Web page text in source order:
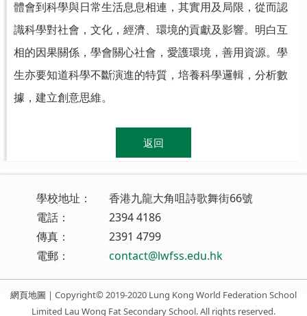
體會到科學與日常生活息息相連，其實用及局限，從而認
識科學對社會，文化，經濟、環境的貢獻及影響。明白互
相的因果關係，學會關心社會，愛護環境，善用資源。學
生亦要知道科學不斷演進的特質，培養科學邏輯，分析數
據，建立創意思維。
返回
學校地址：
香港九龍大角咀詩歌舞街66號
電話：
2394 4186
傳真：
2391 4799
電郵：
contact@lwfss.edu.hk
網頁地圖 | Copyright© 2019-2020 Lung Kong World Federation School
Limited Lau Wong Fat Secondary School. All rights reserved.